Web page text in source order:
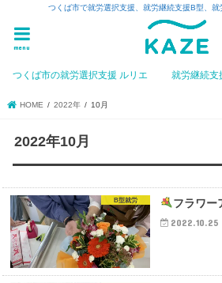
つくば市で就労選択支援、就労継続支援B型、
menu
つくば市の就労選択支援 ルリエ 就労継続支
HOME 2022年 10月
2022年10月
B型就労 フラワー
2022.10.25